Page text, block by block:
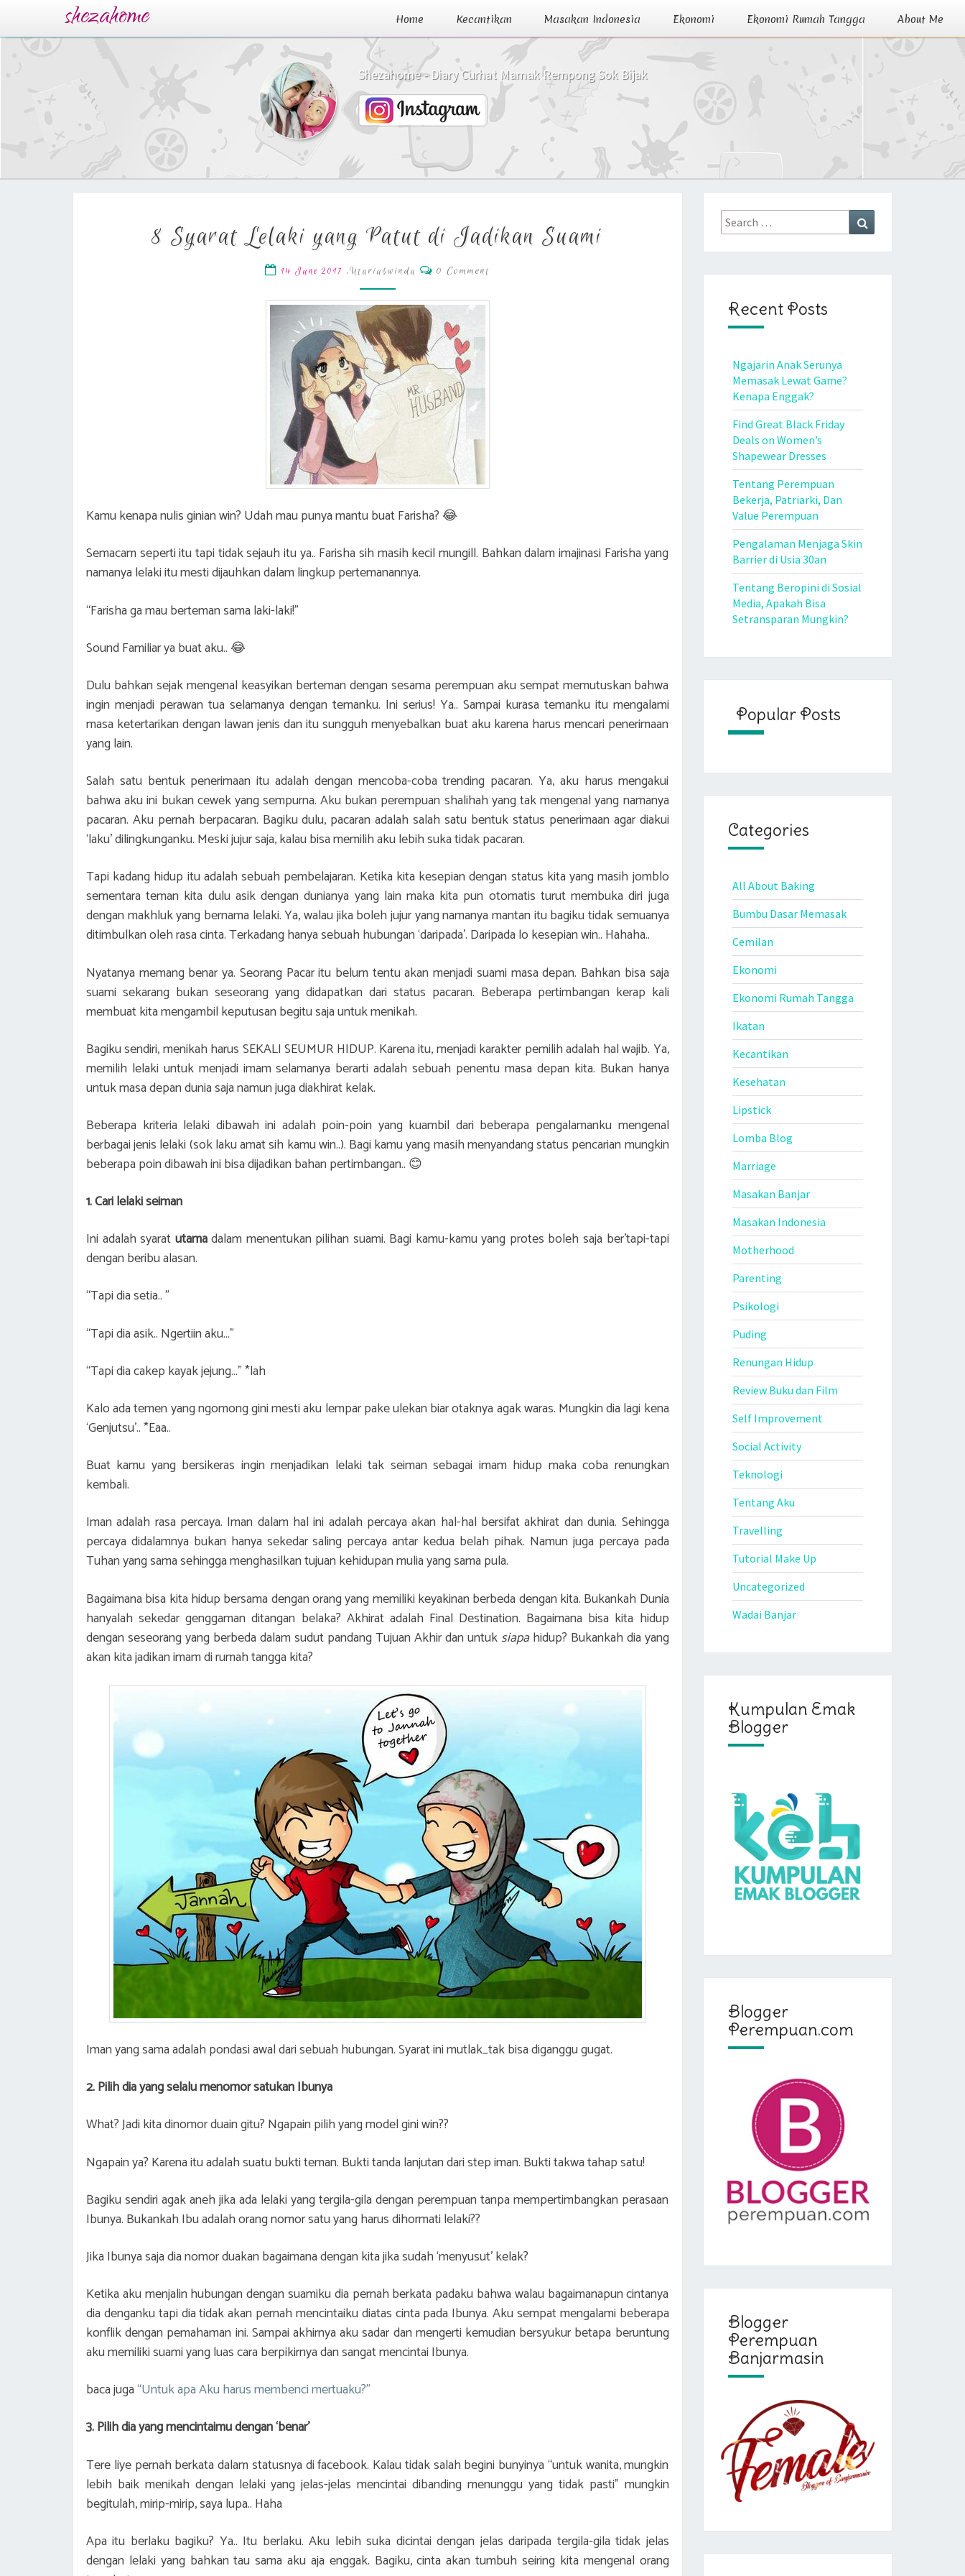
shezahome Home Kecantikan Masakan Indonesia Ekonomi Ekonomi Rumah Tangga About Me
Shezahome - Diary Curhat Mamak Rempong Sok Bijak
Syarat
yang
Patut
di
Jadikan
Suami
8 Syarat Lelaki yang Patut di Jadikan Suami
14 June 2017 ,Utariaswinda Comments
0 Comment
Kamu kenapa nulis ginian win? Udah mau punya mantu buat Farisha? 😂
Semacam seperti itu tapi tidak sejauh itu ya.. Farisha sih masih kecil mungill. Bahkan dalam imajinasi Farisha yang
namanya lelaki itu mesti dijauhkan dalam lingkup pertemanannya.
“Farisha ga mau berteman sama laki-laki!”
Sound Familiar ya buat aku.. 😂
Dulu bahkan sejak mengenal keasyikan berteman dengan sesama perempuan aku sempat memutuskan bahwa
ingin menjadi perawan tua selamanya dengan temanku. Ini serius! Ya.. Sampai kurasa temanku itu mengalami
masa ketertarikan dengan lawan jenis dan itu sungguh menyebalkan buat aku karena harus mencari penerimaan
yang lain.
Salah satu bentuk penerimaan itu adalah dengan mencoba-coba trending pacaran. Ya, aku harus mengakui
bahwa aku ini bukan cewek yang sempurna. Aku bukan perempuan shalihah yang tak mengenal yang namanya
pacaran. Aku pernah berpacaran. Bagiku dulu, pacaran adalah salah satu bentuk status penerimaan agar diakui
‘laku’ dilingkunganku. Meski jujur saja, kalau bisa memilih aku lebih suka tidak pacaran.
Tapi kadang hidup itu adalah sebuah pembelajaran. Ketika kita kesepian dengan status kita yang masih jomblo
sementara teman kita dulu asik dengan dunianya yang lain maka kita pun otomatis turut membuka diri juga
dengan makhluk yang bernama lelaki. Ya, walau jika boleh jujur yang namanya mantan itu bagiku tidak semuanya
ditimbulkan oleh rasa cinta. Terkadang hanya sebuah hubungan ‘daripada’. Daripada lo kesepian win.. Hahaha..
Nyatanya memang benar ya. Seorang Pacar itu belum tentu akan menjadi suami masa depan. Bahkan bisa saja
suami sekarang bukan seseorang yang didapatkan dari status pacaran. Beberapa pertimbangan kerap kali
membuat kita mengambil keputusan begitu saja untuk menikah.
Bagiku sendiri, menikah harus SEKALI SEUMUR HIDUP. Karena itu, menjadi karakter pemilih adalah hal wajib. Ya,
memilih lelaki untuk menjadi imam selamanya berarti adalah sebuah penentu masa depan kita. Bukan hanya
untuk masa depan dunia saja namun juga diakhirat kelak.
Beberapa kriteria lelaki dibawah ini adalah poin-poin yang kuambil dari beberapa pengalamanku mengenal
berbagai jenis lelaki (sok laku amat sih kamu win..). Bagi kamu yang masih menyandang status pencarian mungkin
beberapa poin dibawah ini bisa dijadikan bahan pertimbangan.. 😊
1. Cari lelaki seiman
Ini adalah syarat utamadalam menentukan pilihan suami. Bagi kamu-kamu yang protes boleh saja ber’tapi-tapi
dengan beribu alasan.
“Tapi dia setia.. ”
“Tapi dia asik.. Ngertiin aku…”
“Tapi dia cakep kayak jejung…” *lah
Kalo ada temen yang ngomong gini mesti aku lempar pake ulekan biar otaknya agak waras. Mungkin dia lagi kena
‘Genjutsu’.. *Eaa..
Buat kamu yang bersikeras ingin menjadikan lelaki tak seiman sebagai imam hidup maka coba renungkan
kembali.
Iman adalah rasa percaya. Iman dalam hal ini adalah percaya akan hal-hal bersifat akhirat dan dunia. Sehingga
percaya didalamnya bukan hanya sekedar saling percaya antar kedua belah pihak. Namun juga percaya pada
Tuhan yang sama sehingga menghasilkan tujuan kehidupan mulia yang sama pula.
Bagaimana bisa kita hidup bersama dengan orang yang memiliki keyakinan berbeda dengan kita. Bukankah Dunia
hanyalah sekedar genggaman ditangan belaka? Akhirat adalah Final Destination. Bagaimana bisa kita hidup
dengan seseorang yang berbeda dalam sudut pandang Tujuan Akhir dan untuk siapahidup? Bukankah dia yang
akan kita jadikan imam di rumah tangga kita?
Iman yang sama adalah pondasi awal dari sebuah hubungan. Syarat ini mutlak_tak bisa diganggu gugat.
2. Pilih dia yang selalu menomor satukan Ibunya
What? Jadi kita dinomor duain gitu? Ngapain pilih yang model gini win??
Ngapain ya? Karena itu adalah suatu bukti teman. Bukti tanda lanjutan dari step iman. Bukti takwa tahap satu!
Bagiku sendiri agak aneh jika ada lelaki yang tergila-gila dengan perempuan tanpa mempertimbangkan perasaan
Ibunya. Bukankah Ibu adalah orang nomor satu yang harus dihormati lelaki??
Jika Ibunya saja dia nomor duakan bagaimana dengan kita jika sudah ‘menyusut’ kelak?
Ketika aku menjalin hubungan dengan suamiku dia pernah berkata padaku bahwa walau bagaimanapun cintanya
dia denganku tapi dia tidak akan pernah mencintaiku diatas cinta pada Ibunya. Aku sempat mengalami beberapa
konflik dengan pemahaman ini. Sampai akhirnya aku sadar dan mengerti kemudian bersyukur betapa beruntung
aku memiliki suami yang luas cara berpikirnya dan sangat mencintai Ibunya.
baca juga“Untuk apa Aku harus membenci mertuaku?”
3. Pilih dia yang mencintaimu dengan ‘benar’
Tere liye pernah berkata dalam statusnya di facebook. Kalau tidak salah begini bunyinya “untuk wanita, mungkin
lebih baik menikah dengan lelaki yang jelas-jelas mencintai dibanding menunggu yang tidak pasti” mungkin
begitulah, mirip-mirip, saya lupa.. Haha
Apa itu berlaku bagiku? Ya.. Itu berlaku. Aku lebih suka dicintai dengan jelas daripada tergila-gila tidak jelas
dengan lelaki yang bahkan tau sama aku aja enggak. Bagiku, cinta akan tumbuh seiring kita mengenal orang
Search
for:
Recent Posts
Ngajarin Anak Serunya
Memasak Lewat Game?
Kenapa Enggak?
Find Great Black Friday
Deals on Women’s
Shapewear Dresses
Tentang Perempuan
Bekerja, Patriarki, Dan
Value Perempuan
Pengalaman Menjaga Skin
Barrier di Usia 30an
Tentang Beropini di Sosial
Media, Apakah Bisa
Setransparan Mungkin?
Popular Posts
Categories
All About Baking
Bumbu Dasar Memasak
Cemilan
Ekonomi
Ekonomi Rumah Tangga
Ikatan
Kecantikan
Kesehatan
Lipstick
Lomba Blog
Marriage
Masakan Banjar
Masakan Indonesia
Motherhood
Parenting
Psikologi
Puding
Renungan Hidup
Review Buku dan Film
Self Improvement
Social Activity
Teknologi
Tentang Aku
Travelling
Tutorial Make Up
Uncategorized
Wadai Banjar
Kumpulan Emak
Blogger
Blogger
Perempuan.com
Blogger
Perempuan
Banjarmasin